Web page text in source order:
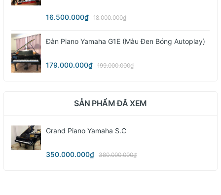
16.500.000₫ 18.000.000₫
Đàn Piano Yamaha G1E (màu Đen Bóng Autoplay)
179.000.000₫ 199.000.000₫
SẢN PHẨM ĐÃ XEM
Grand Piano Yamaha S.C
350.000.000₫ 380.000.000₫